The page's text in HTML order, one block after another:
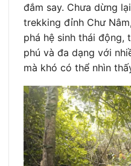
đắm say. Chưa dừng
trekking đỉnh Chư
phá hệ sinh thái
phú và đa dạng với
mà khó có thể nhìn